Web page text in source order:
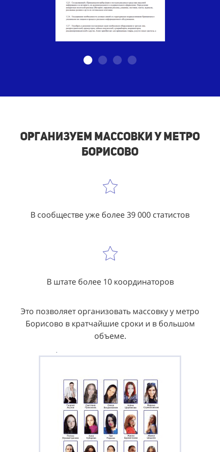
Организуем массовки у метро
Борисово
В сообществе уже более 39 000 статистов
В штате более 10 координаторов
Это позволяет организовать массовку у метро
Борисово в кратчайшие сроки и в большом
объеме.